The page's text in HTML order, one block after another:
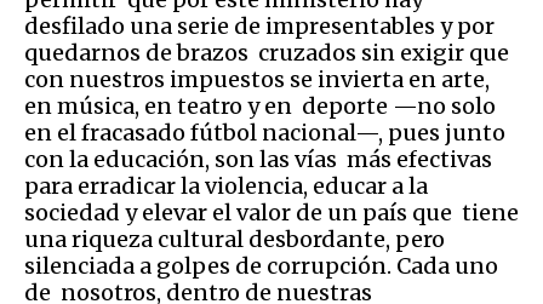
desfilado una serie de impresentables y por
quedarnos de brazos cruzados sin exigir que
con nuestros impuestos se invierta en arte,
en música, en teatro y en deporte —no solo
en el fracasado fútbol nacional—, pues junto
con la educación, son las vías más efectivas
para erradicar la violencia, educar a la
sociedad y elevar el valor de un país que tiene
una riqueza cultural desbordante, pero
silenciada a golpes de corrupción. Cada uno
de nosotros, dentro de nuestras